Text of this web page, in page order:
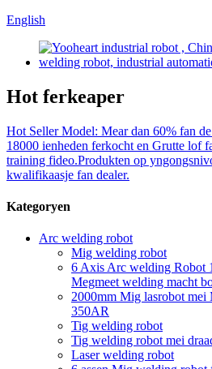
English
Hot ferkeaper
Hot Seller Model: Mear dan 60% fan
18000 ienheden ferkocht en Grutte lof
training fideo.Produkten op
kwalifikaasje fan dealer.
Kategoryen
Arc welding robot
Mig welding robot
6 Axis Arc welding Robot
Megmeet welding macht
2000mm Mig lasrobot mei
350AR
Tig welding robot
Tig welding robot mei
Laser welding robot